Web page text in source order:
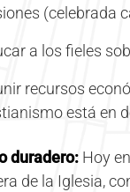
(celebrada
a los fieles
recursos
está en
duradero: Hoy
de la Iglesia,